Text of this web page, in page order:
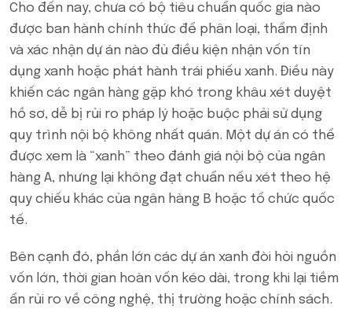
Cho đến nay, chưa có bộ tiêu chuẩn quốc gia nào
được ban hành chính thức để phân loại, thẩm định
và xác nhận dự án nào đủ điều kiện nhận vốn tín
dụng xanh hoặc phát hành trái phiếu xanh. Điều này
khiến các ngân hàng gặp khó trong khâu xét duyệt
hồ sơ, dễ bị rủi ro pháp lý hoặc buộc phải sử dụng
quy trình nội bộ không nhất quán. Một dự án có thể
được xem là “xanh” theo đánh giá nội bộ của ngân
hàng A, nhưng lại không đạt chuẩn nếu xét theo hệ
quy chiếu khác của ngân hàng B hoặc tổ chức quốc
tế.
Bên cạnh đó, phần lớn các dự án xanh đòi hỏi nguồn
vốn lớn, thời gian hoàn vốn kéo dài, trong khi lại tiềm
ẩn rủi ro về công nghệ, thị trường hoặc chính sách.